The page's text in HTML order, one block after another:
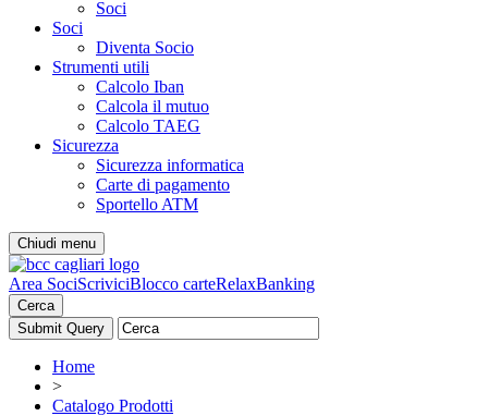
Soci
Soci
Diventa Socio
Strumenti utili
Calcolo Iban
Calcola il mutuo
Calcolo TAEG
Sicurezza
Sicurezza informatica
Carte di pagamento
Sportello ATM
Chiudi menu
Area SociScriviciBlocco carteRelaxBanking
Cerca
Home
>
Catalogo Prodotti